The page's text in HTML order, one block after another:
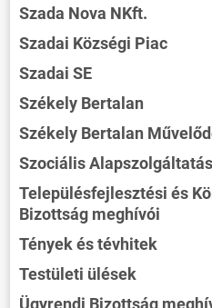
Szada Nova NKft.
Szadai Községi Piac
Szadai SE
Székely Bertalan
Székely Bertalan
Szociális
Településfejlesztési és
Bizottság meghívói
Tények és tévhitek
Testületi ülések
Ügyrendi Bizottság